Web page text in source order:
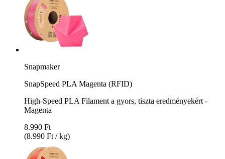
Snapmaker
SnapSpeed PLA Magenta (RFID)
High-Speed PLA Filament a gyors, tiszta eredményekért -
Magenta
8.990 Ft
(8.990 Ft / kg)